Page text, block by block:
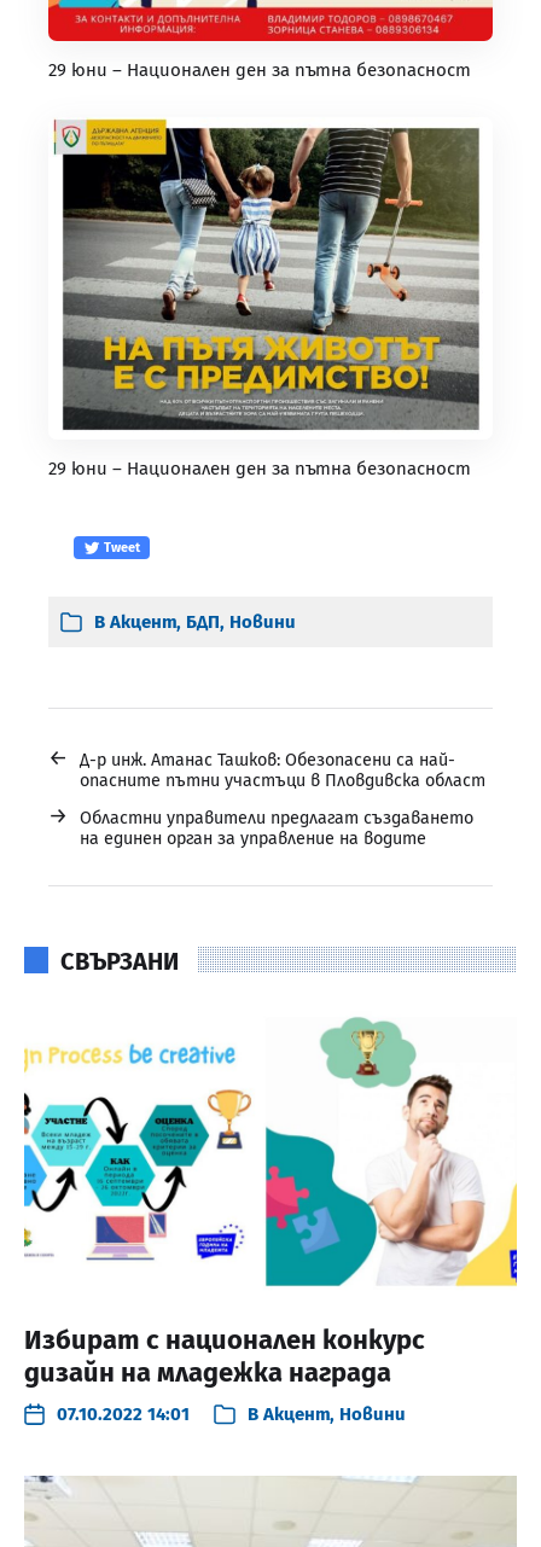
29 юни – Национален ден за пътна безопасност
29 юни – Национален ден за пътна безопасност
Tweet
В Акцент, БДП, Новини
←
Д-р инж. Атанас Ташков: Обезопасени са най-
опасните пътни участъци в Пловдивска област
→
Областни управители предлагат създаването
на единен орган за управление на водите
СВЪРЗАНИ
Избират с национален конкурс
дизайн на младежка награда
07.10.2022 14:01 В Акцент, Новини